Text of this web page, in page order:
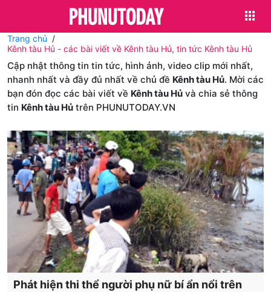
Trang chủ
Kênh tàu Hủ - các bài viết về Kênh tàu Hủ, tin tức Kênh tàu Hủ
Cập nhật thông tin tin tức, hình ảnh, video clip mới nhất,
nhanh nhất và đầy đủ nhất về chủ đề Kênh tàu Hủ. Mời các
bạn đón đọc các bài viết về Kênh tàu Hủ và chia sẻ thông
tin Kênh tàu Hủ trên PHUNUTODAY.VN
Phát hiện thi thể người phụ nữ bí ẩn nổi trên